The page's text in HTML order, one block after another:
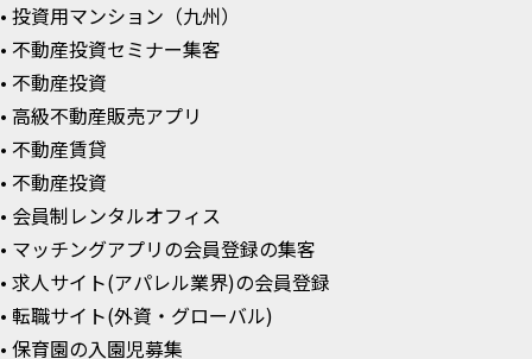
• 投資用マンション（九州）
• 不動産投資セミナー集客
• 不動産投資
• 高級不動産販売アプリ
• 不動産賃貸
• 不動産投資
• 会員制レンタルオフィス
• マッチングアプリの会員登録の集客
• 求人サイト(アパレル業界)の会員登録
• 転職サイト(外資・グローバル)
• 保育園の入園児募集